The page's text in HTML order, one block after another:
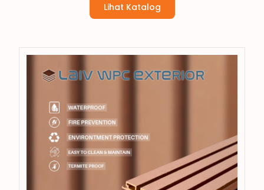
Lihat Katalog